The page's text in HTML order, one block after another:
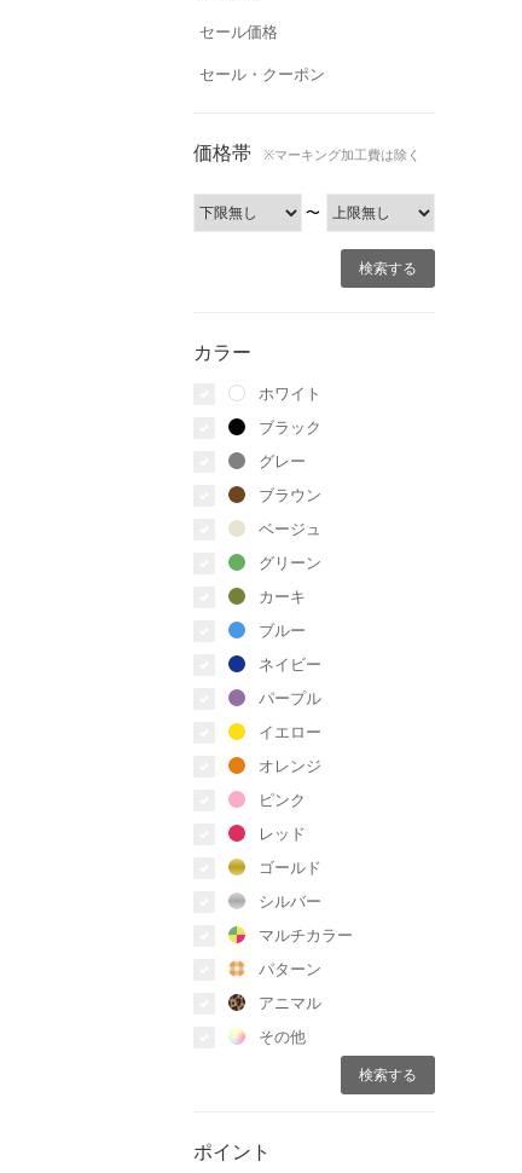
セール価格
セール・クーポン
価格帯 ※マーキング加工費は除く
〜
カラー
ホワイト
ブラック
グレー
ブラウン
ベージュ
グリーン
カーキ
ブルー
ネイビー
パープル
イエロー
オレンジ
ピンク
レッド
ゴールド
シルバー
マルチカラー
パターン
アニマル
その他
ポイント